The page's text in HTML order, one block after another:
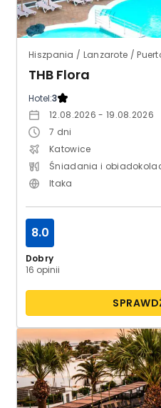
Hiszpania / Lanzarote /
THB Flora
Hotel:3
12.08.2026 - 19.08.2026
7 dni
Katowice
Śniadania i
Itaka
Dobry
16 opinii
8.0